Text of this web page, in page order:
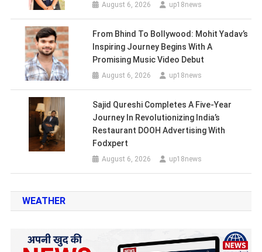
August 6, 2026 up18news
From Bhind To Bollywood: Mohit Yadav’s
Inspiring Journey Begins With A
Promising Music Video Debut
August 6, 2026 up18news
Sajid Qureshi Completes A Five-Year
Journey In Revolutionizing India’s
Restaurant DOOH Advertising With
Fodxpert
August 6, 2026 up18news
WEATHER